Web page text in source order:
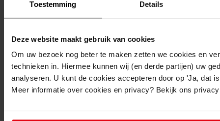
Toestemming Details
Deze website maakt gebruik van cookies
Om uw bezoek nog beter te maken zetten we cookies en
technieken in. Hiermee kunnen wij (en derde partijen) uw
analyseren. U kunt de cookies accepteren door op 'Ja, dat
Meer informatie over cookies en privacy? Bekijk ons
Medemblik, Gedempt Achterom 35
Medemblik, Gedempt Achterom 36
Medemblik, Gedempt Achterom 37
Medemblik, Gedempt Achterom 39